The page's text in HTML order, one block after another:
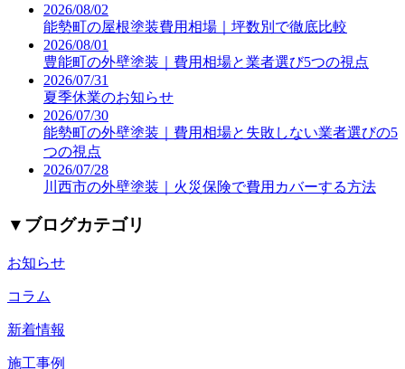
2026/08/02
能勢町の屋根塗装費用相場｜坪数別で徹底比較
2026/08/01
豊能町の外壁塗装｜費用相場と業者選び5つの視点
2026/07/31
夏季休業のお知らせ
2026/07/30
能勢町の外壁塗装｜費用相場と失敗しない業者選びの5
つの視点
2026/07/28
川西市の外壁塗装｜火災保険で費用カバーする方法
▼ ブログカテゴリ
お知らせ
コラム
新着情報
施工事例